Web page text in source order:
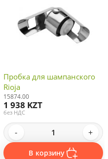
Пробка для шампанского
Rioja
15874.00
1 938 KZT
без НДС
- +
В корзину